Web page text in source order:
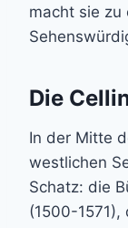
macht sie zu
Die
In der Mitte
westlichen
Schatz: die
(1500-